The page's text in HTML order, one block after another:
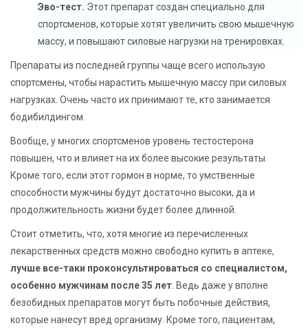
Эво-тест. Этот препарат создан специально для
спортсменов, которые хотят увеличить свою мышечную
массу, и повышают силовые нагрузки на тренировках.
Препараты из последней группы чаще всего использую
спортсмены, чтобы нарастить мышечную массу при силовых
нагрузках. Очень часто их принимают те, кто занимается
бодибилдингом.
Вообще, у многих спортсменов уровень тестостерона
повышен, что и влияет на их более высокие результаты.
Кроме того, если этот гормон в норме, то умственные
способности мужчины будут достаточно высоки, да и
продолжительность жизни будет более длинной.
Стоит отметить, что, хотя многие из перечисленных
лекарственных средств можно свободно купить в аптеке,
лучше все-таки проконсультироваться со специалистом,
особенно мужчинам после 35 лет . Ведь даже у вполне
безобидных препаратов могут быть побочные действия,
которые нанесут вред организму. Кроме того, пациентам,